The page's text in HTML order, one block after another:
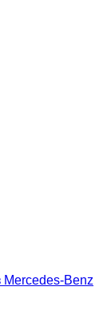
Mercedes-Benz